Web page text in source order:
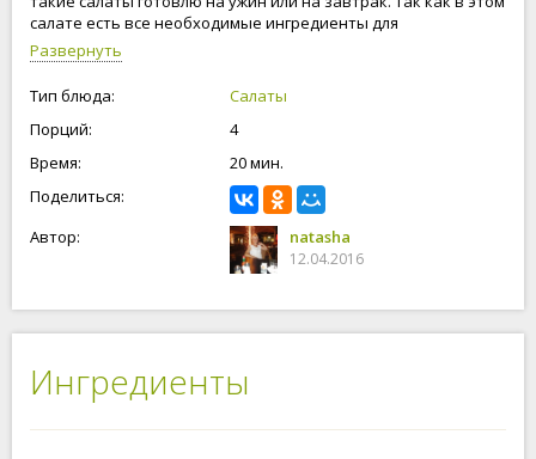
салате есть все необходимые ингредиенты для
полноценного ужина или завтрака. Берите для салатов из
свежих овощей, только натуральный уксус. Готовьте вместе
с нами, будьте счастливы и любимы!
Развернуть
Тип блюда:
Салаты
Порций:
4
Время:
20 мин.
Поделиться:
Автор:
natasha
12.04.2016
Ингредиенты